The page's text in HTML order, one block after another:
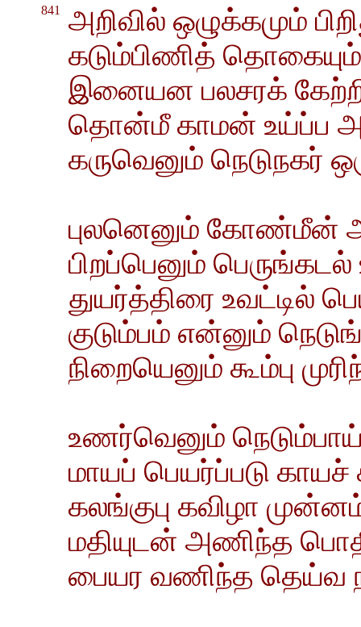
841
அறிவில் ஒழுக்கமும்
கடும்பிணித்
இனையன பலசரக்
தொன்மீ காமன் உய்ப்ப
கருவெனும் நெடுநகர்
புலனெனும் கோண்மீன்
பிறப்பெனும் பெருங்கடல்
துயர்த்திரை உவட்டில்
குடும்பம் என்னும்
நிறையெனும் கூம்பு
உணர்வெனும் நெடும்பாய்
மாயப் பெயர்ப்படு
கலங்குபு கவிழா
மதியுடன் அணிந்த
பையர வணிந்த தெய்வ